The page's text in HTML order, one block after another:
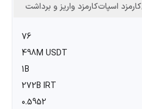
کارمزد اسپاتکارمزد واریز و برداشت
76
498M USDT
1B
272B IRT
0.5952